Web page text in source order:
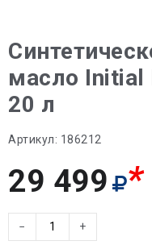
масло Initial
20 л
Артикул: 186212
29 499 *
− +